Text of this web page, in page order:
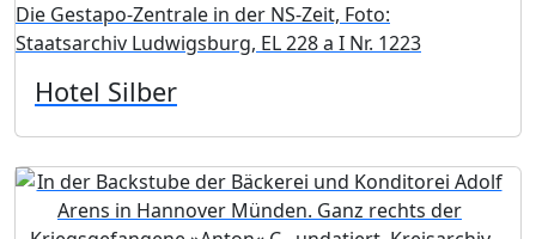
Die Gestapo-Zentrale in der NS-Zeit, Foto:
Staatsarchiv Ludwigsburg, EL 228 a I Nr. 1223
Hotel Silber